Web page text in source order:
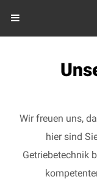
Wir freuen uns,
hier sind
Getriebetechnik